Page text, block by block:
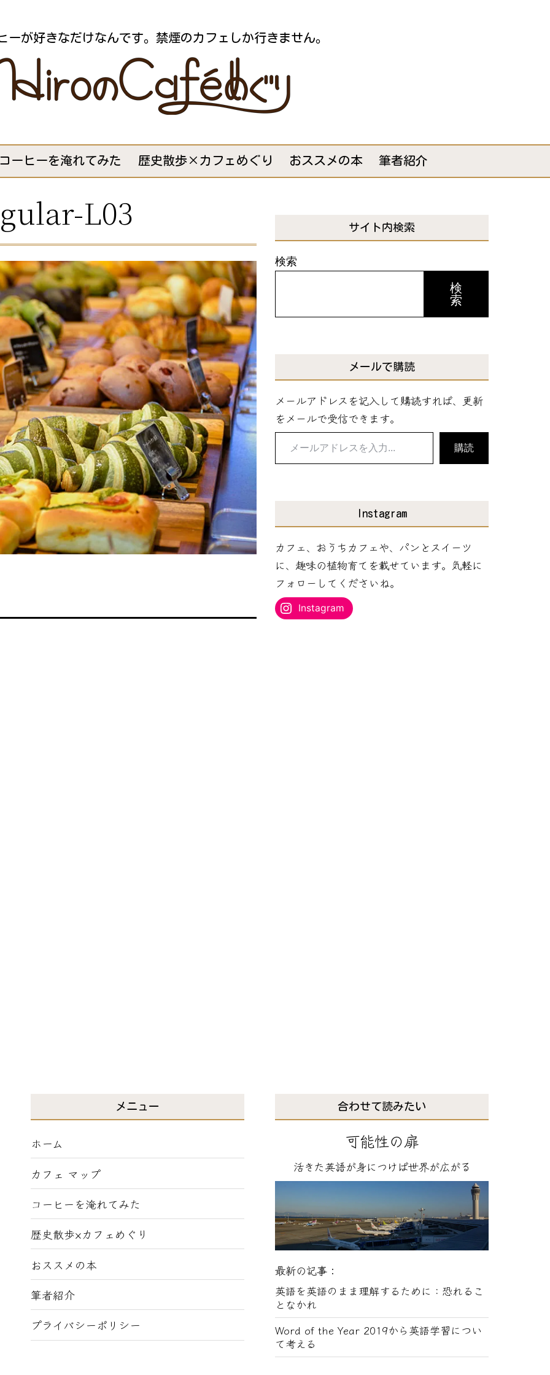
ーが好きなだけなんです。禁煙のカフェしか行きません。
ーヒーを淹れてみた 歴史散歩×カフェめぐり おススメの本 筆者紹介
L03 サイト内検索
検索
検
索
メールで購読
メールアドレスを記入して購読すれば、更新
をメールで受信できます。
ス
を
入
力...
購読
Instagram
カフェ、おうちカフェや、パンとスイーツ
に、趣味の植物育てを載せています。気軽に
フォローしてくださいね。
Instagram
メニュー
ホーム
カフェ マップ
コーヒーを淹れてみた
歴史散歩×カフェめぐり
おススメの本
筆者紹介
プライバシーポリシー
合わせて読みたい
可能性の扉
活きた英語が身につけば世界が広がる
最新の記事：
英語を英語のまま理解するために：恐れるこ
となかれ
Word of the Year 2019から英語学習につい
て考える